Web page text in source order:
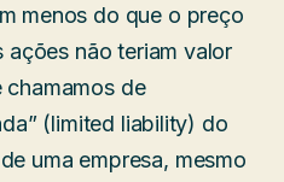
menos do que o preço
ações não teriam valor
de
(limited liability) do
uma empresa, mesmo